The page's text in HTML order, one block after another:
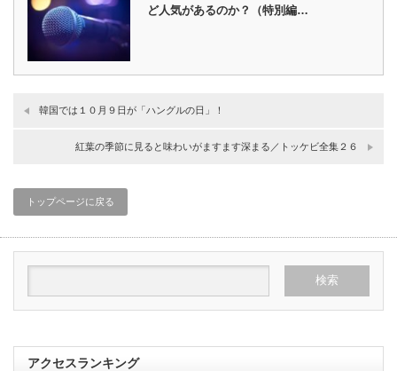
ど人気があるのか？（特別編…
韓国では１０月９日が「ハングルの日」！
紅葉の季節に見ると味わいがますます深まる／トッケビ全集２６
トップページに戻る
アクセスランキング